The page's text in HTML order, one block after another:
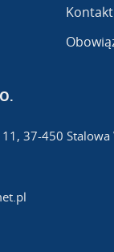
Kontakt
11, 37-450 Stalowa